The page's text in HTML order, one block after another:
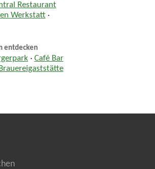
Restaurant
Werkstatt·
entdecken
· Café Bar